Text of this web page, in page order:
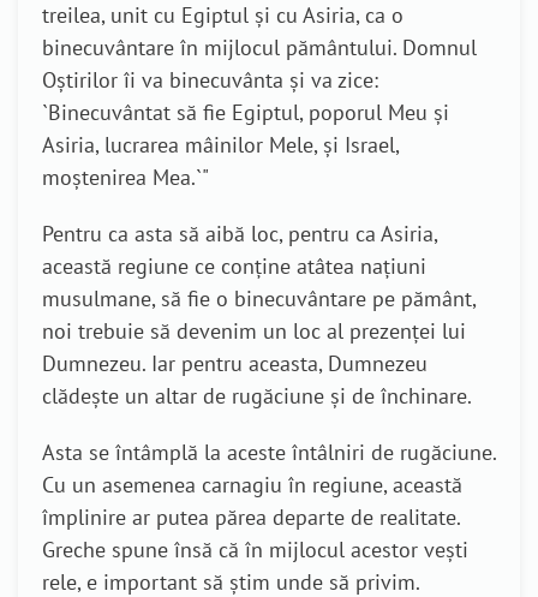
treilea, unit cu Egiptul și cu Asiria, ca o
binecuvântare în mijlocul pământului. Domnul
Oștirilor îi va binecuvânta și va zice:
`Binecuvântat să fie Egiptul, poporul Meu și
Asiria, lucrarea mâinilor Mele, și Israel,
moștenirea Mea.`"
Pentru ca asta să aibă loc, pentru ca Asiria,
această regiune ce conține atâtea națiuni
musulmane, să fie o binecuvântare pe pământ,
noi trebuie să devenim un loc al prezenței lui
Dumnezeu. Iar pentru aceasta, Dumnezeu
clădește un altar de rugăciune și de închinare.
Asta se întâmplă la aceste întâlniri de rugăciune.
Cu un asemenea carnagiu în regiune, această
împlinire ar putea părea departe de realitate.
Greche spune însă că în mijlocul acestor vești
rele, e important să știm unde să privim.